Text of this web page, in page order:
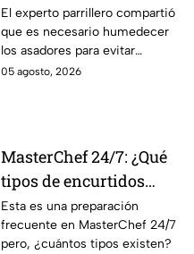
24/7 destaca la
importancia del agua
para la preparación de
cualquier asado
El experto parrillero compartió
que es necesario humedecer
los asadores para evitar
accidentes
05 agosto, 2026
MasterChef 24/7: ¿Qué
tipos de encurtidos
hay?
Esta es una preparación
frecuente en MasterChef 24/7
pero, ¿cuántos tipos existen?